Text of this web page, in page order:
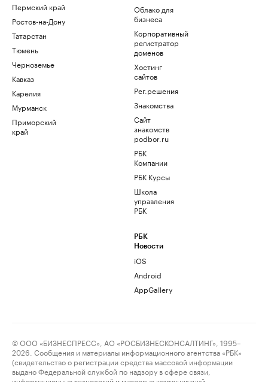
Пермский край
Ростов-на-Дону
Татарстан
Тюмень
Черноземье
Кавказ
Карелия
Мурманск
Приморский
край
Облако для
бизнеса
Корпоративный
регистратор
доменов
Хостинг
сайтов
Рег.решения
Знакомства
Сайт
знакомств
podbor.ru
РБК
Компании
РБК Курсы
Школа
управления
РБК
РБК
Новости
iOS
Android
AppGallery
© ООО «БИЗНЕСПРЕСС», АО «РОСБИЗНЕСКОНСАЛТИНГ», 1995–
2026. Сообщения и материалы информационного агентства «РБК»
(свидетельство о регистрации средства массовой информации
выдано Федеральной службой по надзору в сфере связи,